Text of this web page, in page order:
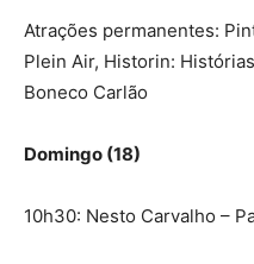
Atrações permanentes:
Plein Air, Historin:
Boneco Carlão
Domingo (18)
10h30: Nesto Carvalho –